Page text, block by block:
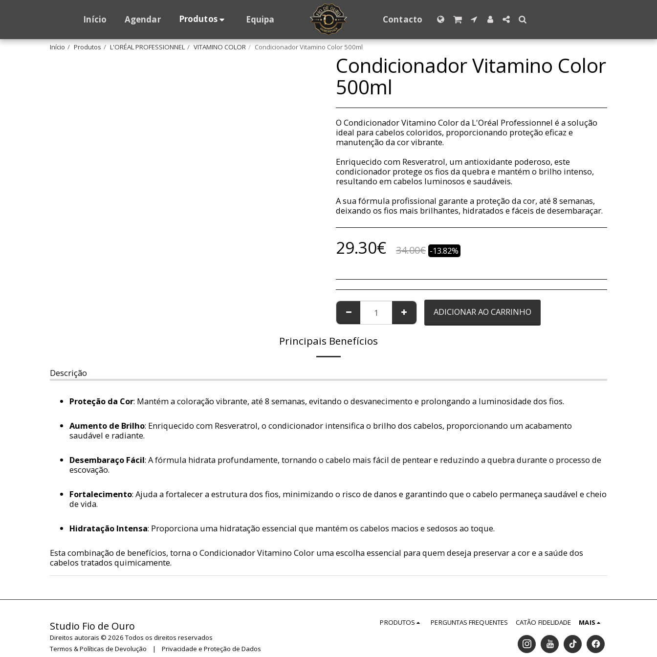
Início Agendar Produtos Equipa Contacto
Início Produtos L'ORÉAL PROFESSIONNEL VITAMINO COLOR Condicionador Vitamino Color 500ml
Condicionador Vitamino Color
500ml
O Condicionador Vitamino Color da L'Oréal Professionnel é a solução
ideal para cabelos coloridos, proporcionando proteção eficaz e
manutenção da cor vibrante.
Enriquecido com Resveratrol, um antioxidante poderoso, este
condicionador protege os fios da quebra e mantém o brilho intenso,
resultando em cabelos luminosos e saudáveis.
A sua fórmula profissional garante a proteção da cor, até 8 semanas,
deixando os fios mais brilhantes, hidratados e fáceis de desembaraçar.
29.30€ 34.00€ -13.82%
ADICIONAR AO CARRINHO
Principais Benefícios
Descrição
Proteção da Cor: Mantém a coloração vibrante, até 8 semanas, evitando o desvanecimento e prolongando a luminosidade dos fios.
Aumento de Brilho: Enriquecido com Resveratrol, o condicionador intensifica o brilho dos cabelos, proporcionando um acabamento
saudável e radiante.
Desembaraço Fácil: A fórmula hidrata profundamente, tornando o cabelo mais fácil de pentear e reduzindo a quebra durante o processo de
escovação.
Fortalecimento: Ajuda a fortalecer a estrutura dos fios, minimizando o risco de danos e garantindo que o cabelo permaneça saudável e cheio
de vida.
Hidratação Intensa: Proporciona uma hidratação essencial que mantém os cabelos macios e sedosos ao toque.
Esta combinação de benefícios, torna o Condicionador Vitamino Color uma escolha essencial para quem deseja preservar a cor e a saúde dos
cabelos tratados quimicamente.
Studio Fio de Ouro
Direitos autorais © 2026 Todos os direitos reservados
Termos & Políticas de Devolução | Privacidade e Proteção de Dados
PRODUTOS PERGUNTAS FREQUENTES CATÃO FIDELIDADE MAIS